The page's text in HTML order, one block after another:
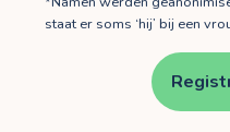
staat er soms ‘hij’ bij een